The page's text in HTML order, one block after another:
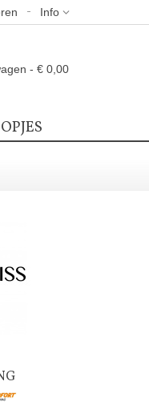
Info
- € 0,00